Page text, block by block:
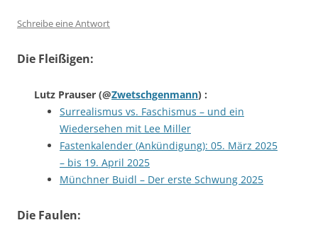
Schreibe eine Antwort
Die Fleißigen:
Lutz Prauser (@Zwetschgenmann) :
Surrealismus vs. Faschismus – und ein
Wiedersehen mit Lee Miller
Fastenkalender (Ankündigung): 05. März 2025
– bis 19. April 2025
Münchner Buidl – Der erste Schwung 2025
Die Faulen: